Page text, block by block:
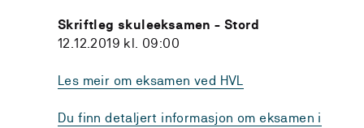
Skriftleg skuleeksamen - Stord
12.12.2019 kl. 09:00
Les meir om eksamen ved HVL
Du finn detaljert informasjon om eksamen i